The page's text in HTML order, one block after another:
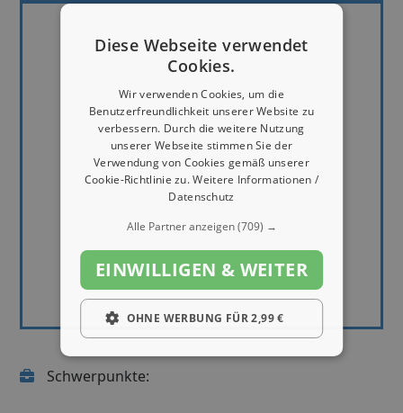
Schwerpunkte:
Diese Webseite verwendet
Cookies.
Wir verwenden Cookies, um die
Benutzerfreundlichkeit unserer Website zu
verbessern. Durch die weitere Nutzung
unserer Webseite stimmen Sie der
Verwendung von Cookies gemäß unserer
Cookie-Richtlinie zu.Weitere Informationen /
Datenschutz
Alle Partner anzeigen(709) →
EINWILLIGEN & WEITER
OHNE WERBUNG FÜR 2,99 €